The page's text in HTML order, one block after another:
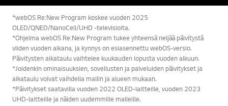
*webOS Re:New Program koskee vuoden 2025
OLED/QNED/NanoCell/UHD -televisioita.
*Ohjelma webOS Re:New Program tukee yhteensä neljää päivitystä
viiden vuoden aikana, ja kynnys on esiasennettu webOS-versio.
Päivitysten aikataulu vaihtelee kuukauden lopusta vuoden alkuun.
*Joidenkin ominaisuuksien, sovellusten ja palveluiden päivitykset ja
aikataulu voivat vaihdella mallin ja alueen mukaan.
*Päivitykset saatavilla vuoden 2022 OLED-laitteille, vuoden 2023
UHD-laitteille ja näiden uudemmille malleille.